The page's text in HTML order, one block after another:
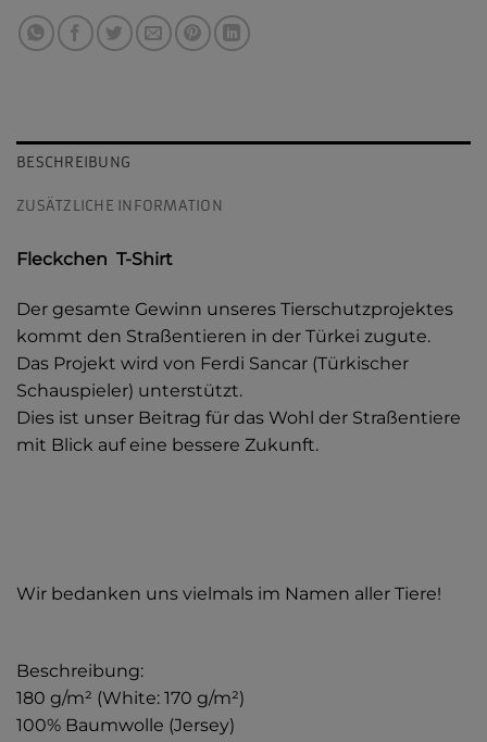
BESCHREIBUNG
ZUSÄTZLICHE INFORMATION
Fleckchen T-Shirt
Der gesamte Gewinn unseres Tierschutzprojektes
kommt den Straßentieren in der Türkei zugute.
Das Projekt wird von Ferdi Sancar (Türkischer
Schauspieler) unterstützt.
Dies ist unser Beitrag für das Wohl der Straßentiere
mit Blick auf eine bessere Zukunft.
Wir bedanken uns vielmals im Namen aller Tiere!
Beschreibung:
180 g/m² (White: 170 g/m²)
100% Baumwolle (Jersey)